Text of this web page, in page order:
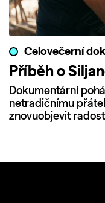
Celovečerní
Příběh o
Dokumentární
netradičnímu
znovuobjevit